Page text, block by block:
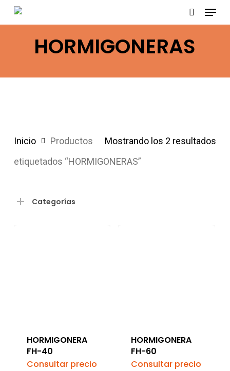
Skip
to
search
Menu
HORMIGONERAS
Mostrando los 2 resultados
Inicio
Productos
etiquetados “HORMIGONERAS”
Categorías
HORMIGONERA
FH-40
Consultar precio
HORMIGONERA
FH-60
Consultar precio